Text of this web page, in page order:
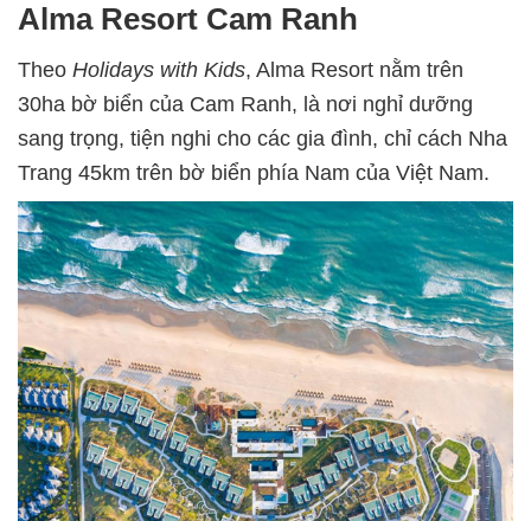
Alma Resort Cam Ranh
Theo Holidays with Kids, Alma Resort nằm trên
30ha bờ biển của Cam Ranh, là nơi nghỉ dưỡng
sang trọng, tiện nghi cho các gia đình, chỉ cách Nha
Trang 45km trên bờ biển phía Nam của Việt Nam.